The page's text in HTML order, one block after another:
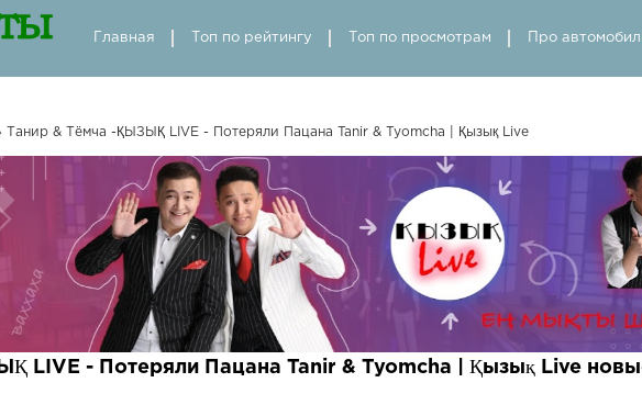
Главная Топ по рейтингу Топ по просмотрам Про
Танир & Тёмча -ҚЫЗЫҚ LIVE - Потеряли Пацана Tanir & Tyomcha | Қызық Live
LIVE - Потеряли Пацана Tanir & Tyomcha | Қызық Live